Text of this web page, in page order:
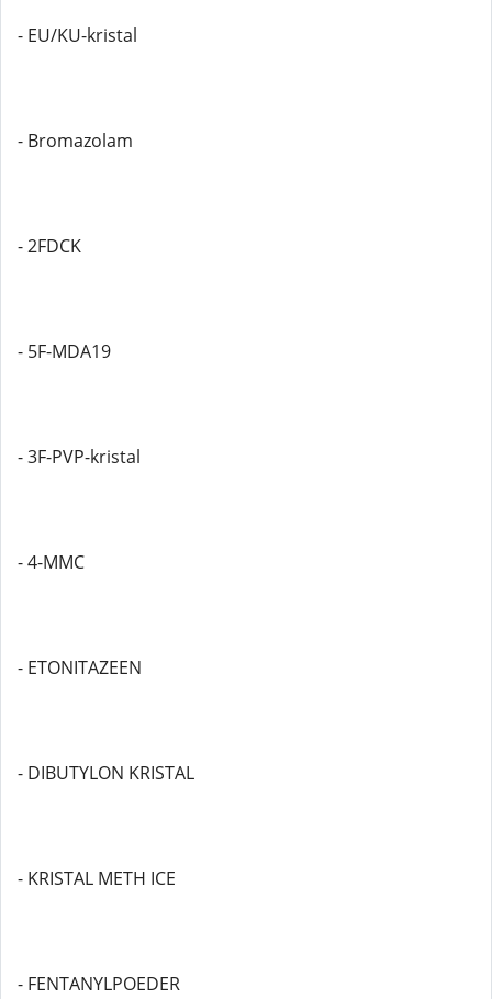
- EU/KU-kristal
- Bromazolam
- 2FDCK
- 5F-MDA19
- 3F-PVP-kristal
- 4-MMC
- ETONITAZEEN
- DIBUTYLON KRISTAL
- KRISTAL METH ICE
- FENTANYLPOEDER